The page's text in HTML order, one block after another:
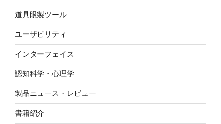
道具眼製ツール
ユーザビリティ
インターフェイス
認知科学・心理学
製品ニュース・レビュー
書籍紹介